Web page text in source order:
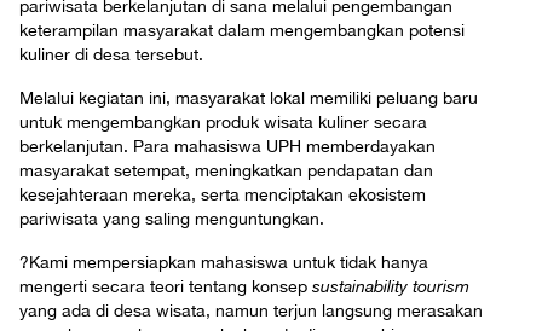
pariwisata berkelanjutan di sana melalui pengembangan
keterampilan masyarakat dalam mengembangkan potensi
kuliner di desa tersebut.
Melalui kegiatan ini, masyarakat lokal memiliki peluang baru
untuk mengembangkan produk wisata kuliner secara
berkelanjutan. Para mahasiswa UPH memberdayakan
masyarakat setempat, meningkatkan pendapatan dan
kesejahteraan mereka, serta menciptakan ekosistem
pariwisata yang saling menguntungkan.
?Kami mempersiapkan mahasiswa untuk tidak hanya
mengerti secara teori tentang konsep sustainability tourism
yang ada di desa wisata, namun terjun langsung merasakan